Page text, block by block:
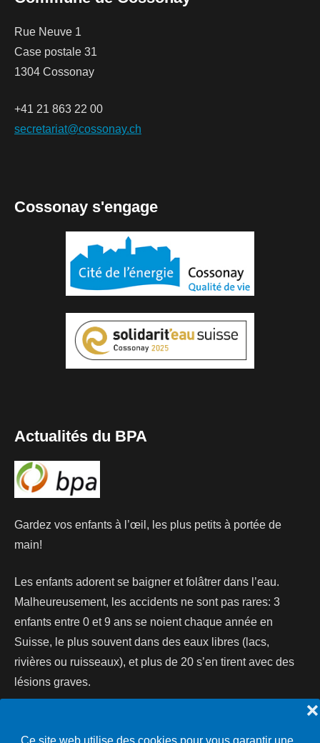
❌
Rue Neuve 1
Case postale 31
1304 Cossonay
+41 21 863 22 00
secretariat@cossonay.ch
Cossonay s'engage
Actualités du BPA
Gardez vos enfants à l’œil, les plus petits à portée de
main!
Les enfants adorent se baigner et folâtrer dans l’eau.
Malheureusement, les accidents ne sont pas rares: 3
enfants entre 0 et 9 ans se noient chaque année en
Suisse, le plus souvent dans des eaux libres (lacs,
rivières ou ruisseaux), et plus de 20 s’en tirent avec des
lésions graves.